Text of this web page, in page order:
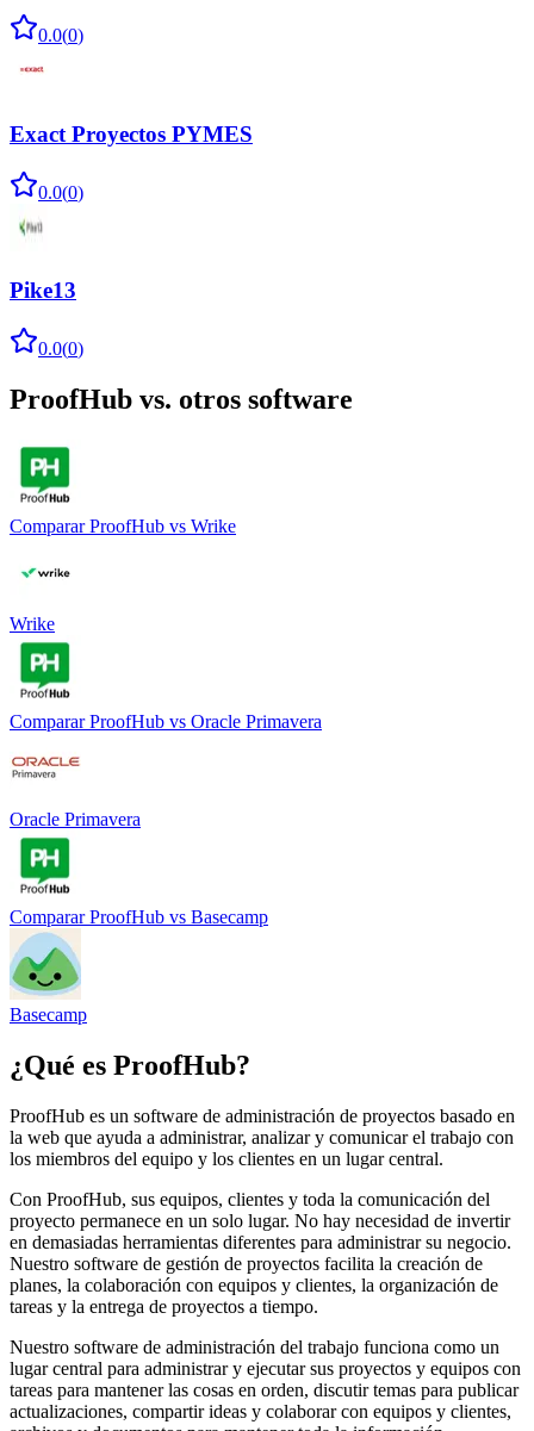
0.0(0)
Exact Proyectos PYMES
0.0(0)
Pike13
0.0(0)
ProofHub vs. otros software
Comparar ProofHub vs Wrike
Wrike
Comparar ProofHub vs Oracle Primavera
Oracle Primavera
Comparar ProofHub vs Basecamp
Basecamp
¿Qué es ProofHub?
ProofHub es un software de administración de proyectos basado en
la web que ayuda a administrar, analizar y comunicar el trabajo con
los miembros del equipo y los clientes en un lugar central.
Con ProofHub, sus equipos, clientes y toda la comunicación del
proyecto permanece en un solo lugar. No hay necesidad de invertir
en demasiadas herramientas diferentes para administrar su negocio.
Nuestro software de gestión de proyectos facilita la creación de
planes, la colaboración con equipos y clientes, la organización de
tareas y la entrega de proyectos a tiempo.
Nuestro software de administración del trabajo funciona como un
lugar central para administrar y ejecutar sus proyectos y equipos con
tareas para mantener las cosas en orden, discutir temas para publicar
actualizaciones, compartir ideas y colaborar con equipos y clientes,